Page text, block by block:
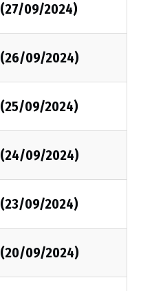
09/2024)
09/2024)
09/2024)
09/2024)
09/2024)
09/2024)